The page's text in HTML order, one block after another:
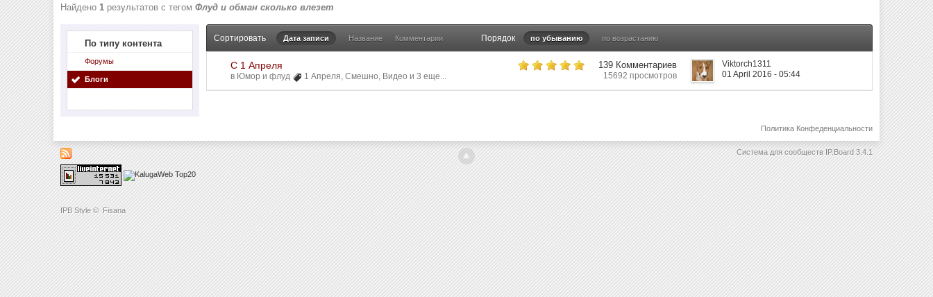
IPB Style © Fisana
Найдено1 результатов с тегомФлуд и обман сколько влезет
По типу контента
Форумы
Блоги
Сортировать Дата записи Название Комментарии Порядок по убыванию по возрастанию
С 1 Апреля
в Юмор и флуд 1 Апреля,Смешно, Видео и 3 еще...
139 Комментариев
15692 просмотров
Viktorch1311
01 April 2016 - 05:44
Политика Конфеденциальности
Система для сообществ IP.Board 3.4.1